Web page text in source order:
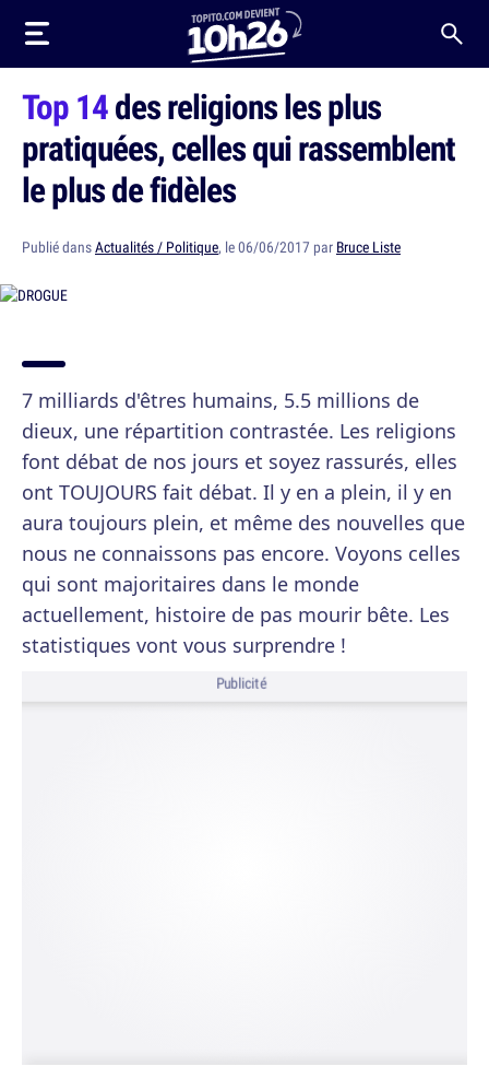
Top 14des religions les plus
pratiquées, celles qui rassemblent
le plus de fidèles
Publié dansActualités / Politique, le 06/06/2017 par Bruce Liste
7 milliards d'êtres humains, 5.5 millions de
dieux, une répartition contrastée. Les religions
font débat de nos jours et soyez rassurés, elles
ont TOUJOURS fait débat. Il y en a plein, il y en
aura toujours plein, et même des nouvelles que
nous ne connaissons pas encore. Voyons celles
qui sont majoritaires dans le monde
actuellement, histoire de pas mourir bête. Les
statistiques vont vous surprendre !
Publicité